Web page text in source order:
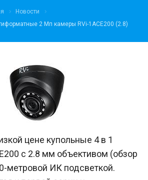
Новости
2 Мп камеры RVi-1ACE200 (2.8)
цене купольные 4 в 1
с 2.8 мм объективом (обзор
метровой ИК подсветкой.